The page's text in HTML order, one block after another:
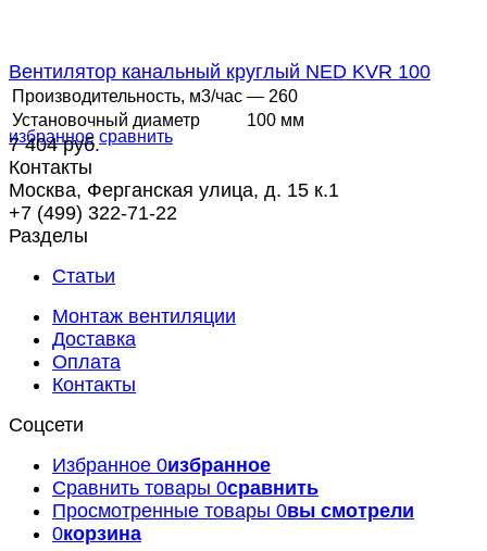
избранное сравнить
Вентилятор канальный круглый NED KVR 100
Производительность, м3/час — 260
Установочный диаметр
100 мм
7 404 руб.
Контакты
Москва, Ферганская улица, д. 15 к.1
+7 (499) 322-71-22
Разделы
Статьи
Монтаж вентиляции
Доставка
Оплата
Контакты
Соцсети
Избранное 0избранное
Сравнить товары 0сравнить
Просмотренные товары 0вы смотрели
0корзина